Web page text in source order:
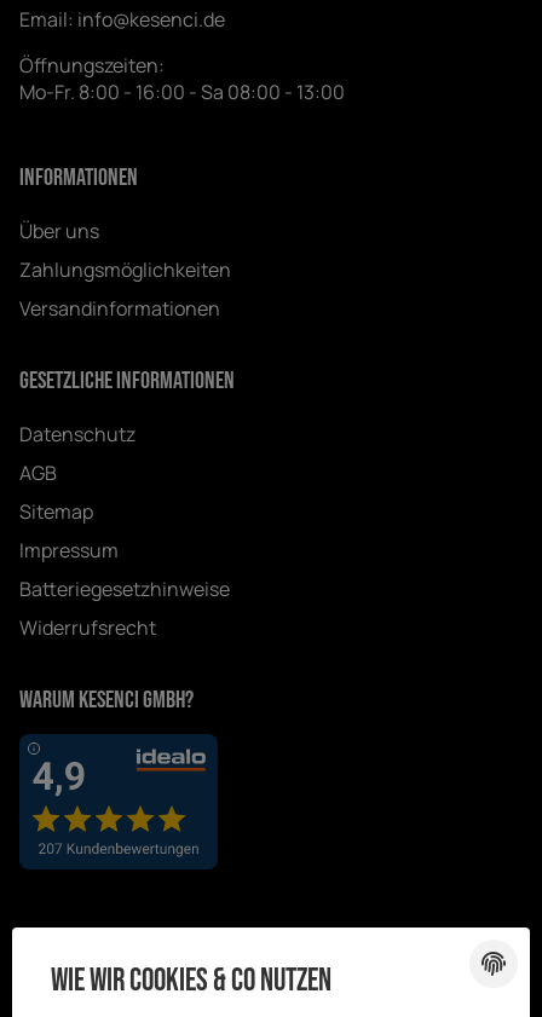
Email: info@kesenci.de
Öffnungszeiten:
Mo-Fr. 8:00 - 16:00 - Sa 08:00 - 13:00
Informationen
Über uns
Zahlungsmöglichkeiten
Versandinformationen
Gesetzliche Informationen
Datenschutz
AGB
Sitemap
Impressum
Batteriegesetzhinweise
Widerrufsrecht
Warum Kesenci GmbH?
Wie wir Cookies & Co nutzen